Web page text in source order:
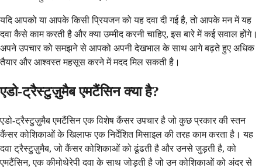
यदि आपको या आपके किसी प्रियजन को यह दवा दी गई है, तो आपके मन में यह
दवा कैसे काम करती है और क्या उम्मीद करनी चाहिए, इस बारे में कई सवाल होंगे।
अपने उपचार को समझने से आपको अपनी देखभाल के साथ आगे बढ़ते हुए अधिक
तैयार और आश्वस्त महसूस करने में मदद मिल सकती है।
एडो-ट्रैस्टुज़ुमैब एमटैंसिन क्या है?
एडो-ट्रैस्टुज़ुमैब एमटैंसिन एक विशेष कैंसर उपचार है जो कुछ प्रकार की स्तन
कैंसर कोशिकाओं के खिलाफ एक निर्देशित मिसाइल की तरह काम करता है। यह
दवा ट्रैस्टुज़ुमैब, जो कैंसर कोशिकाओं को ढूंढती है और उनसे जुड़ती है, को
एमटैंसिन, एक कीमोथेरेपी दवा के साथ जोड़ती है जो उन कोशिकाओं को अंदर से